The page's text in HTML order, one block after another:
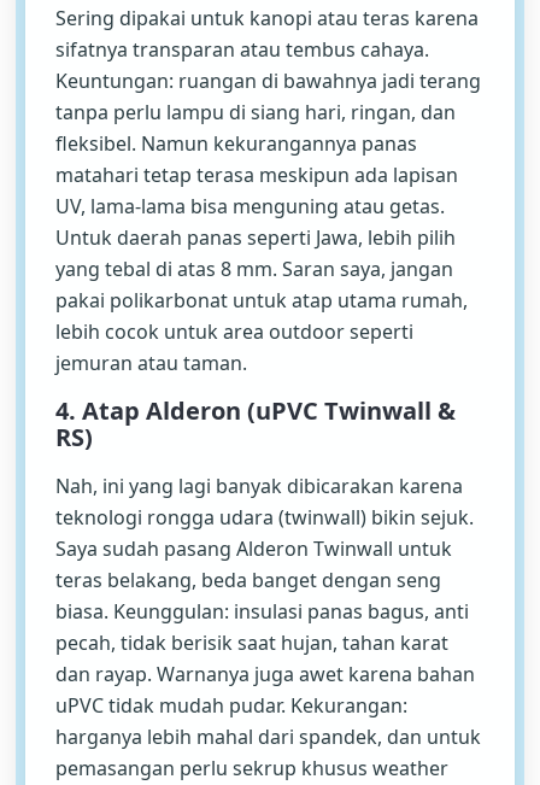
Sering dipakai untuk kanopi atau teras karena
sifatnya transparan atau tembus cahaya.
Keuntungan: ruangan di bawahnya jadi terang
tanpa perlu lampu di siang hari, ringan, dan
fleksibel. Namun kekurangannya panas
matahari tetap terasa meskipun ada lapisan
UV, lama-lama bisa menguning atau getas.
Untuk daerah panas seperti Jawa, lebih pilih
yang tebal di atas 8 mm. Saran saya, jangan
pakai polikarbonat untuk atap utama rumah,
lebih cocok untuk area outdoor seperti
jemuran atau taman.
4. Atap Alderon (uPVC Twinwall &
RS)
Nah, ini yang lagi banyak dibicarakan karena
teknologi rongga udara (twinwall) bikin sejuk.
Saya sudah pasang Alderon Twinwall untuk
teras belakang, beda banget dengan seng
biasa. Keunggulan: insulasi panas bagus, anti
pecah, tidak berisik saat hujan, tahan karat
dan rayap. Warnanya juga awet karena bahan
uPVC tidak mudah pudar. Kekurangan:
harganya lebih mahal dari spandek, dan untuk
pemasangan perlu sekrup khusus weather